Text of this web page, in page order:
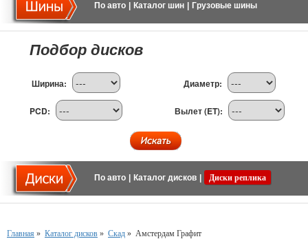
По авто Каталог шин Грузовые шины
Подбор дисков
Ширина: Диаметр:
PCD: Вылет (ET):
По авто Каталог дисков Диски реплика
Главная » Каталог дисков » Скад » Амстердам Графит